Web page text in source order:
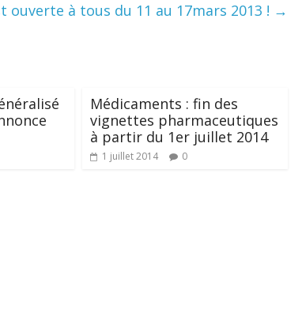
ouverte à tous du 11 au 17mars 2013 ! →
Médicaments : fin des
vignettes pharmaceutiques
à partir du 1er juillet 2014
1 juillet 2014 0